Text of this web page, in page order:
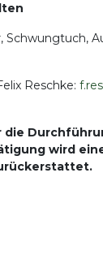
Schwungtuch,
Reschke:
wird